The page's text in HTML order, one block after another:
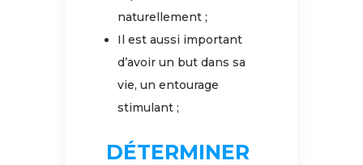
naturellement ;
Il est aussi important
d’avoir un but dans sa
vie, un entourage
stimulant ;
DÉTERMINER